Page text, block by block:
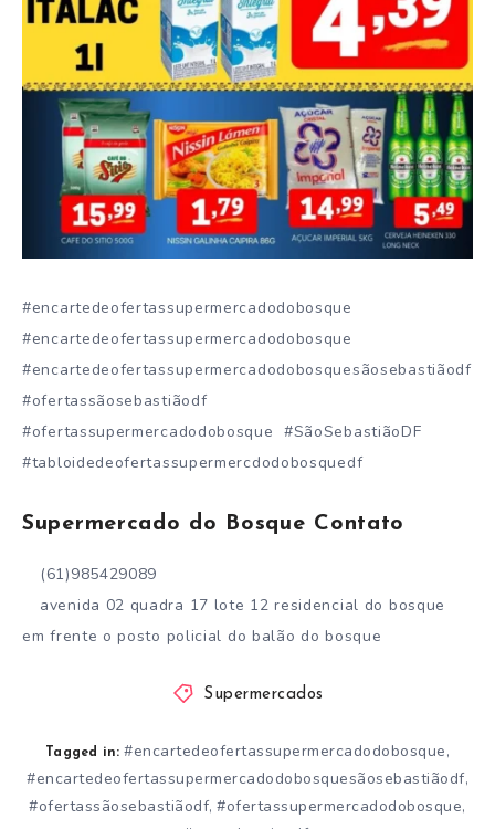
#encartedeofertassupermercadodobosque
#encartedeofertassupermercadodobosque
#encartedeofertassupermercadodobosquesãosebastiãodf
#ofertassãosebastiãodf
#ofertassupermercadodobosque #SãoSebastiãoDF
#tabloidedeofertassupermercdodobosquedf
Supermercado do Bosque Contato
(61)985429089
avenida 02 quadra 17 lote 12 residencial do bosque
em frente o posto policial do balão do bosque
Supermercados
Tagged in: #encartedeofertassupermercadodobosque,
#encartedeofertassupermercadodobosquesãosebastiãodf,
#ofertassãosebastiãodf,#ofertassupermercadodobosque,